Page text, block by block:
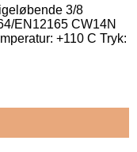
3/8
EN12165 CW14N
+110 C Tryk: